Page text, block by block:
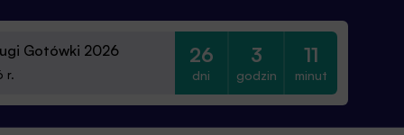
Gotówki 2026
r.
26
dni
3
godzin
11
minut